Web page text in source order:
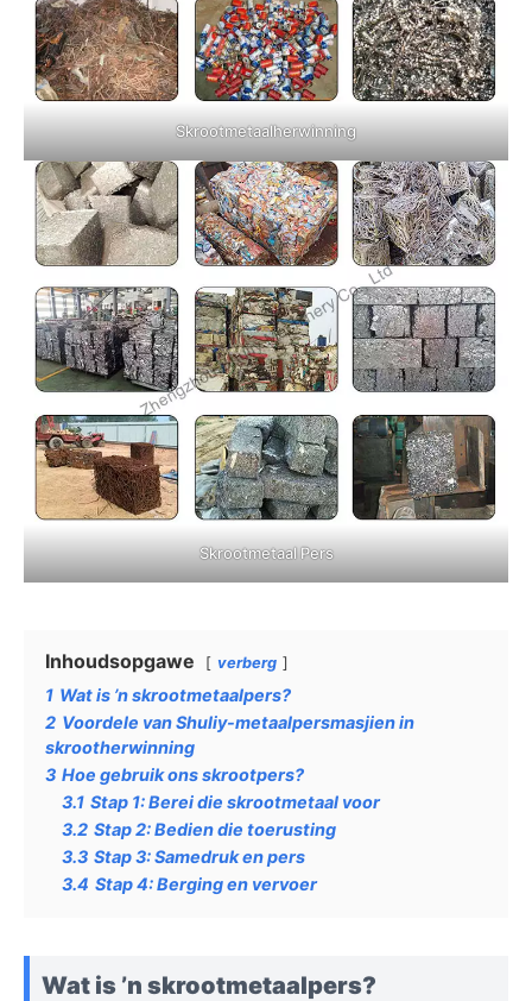
Skrootmetaalherwinning
Skrootmetaal Pers
Inhoudsopgawe verberg
1 Wat is ’n skrootmetaalpers?
2 Voordele van Shuliy-metaalpersmasjien in
skrootherwinning
3 Hoe gebruik ons skrootpers?
3.1 Stap 1: Berei die skrootmetaal voor
3.2 Stap 2: Bedien die toerusting
3.3 Stap 3: Samedruk en pers
3.4 Stap 4: Berging en vervoer
Wat is ’n skrootmetaalpers?